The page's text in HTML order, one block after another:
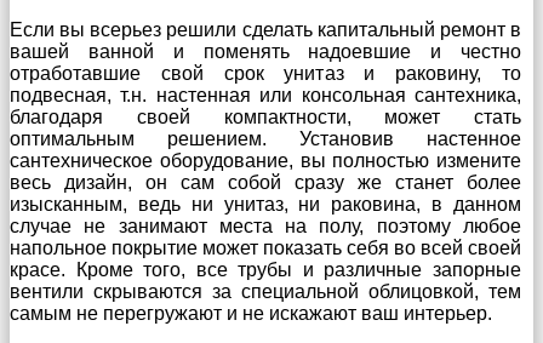
Если вы всерьез решили сделать капитальный ремонт в
вашей ванной и поменять надоевшие и честно
отработавшие свой срок унитаз и раковину, то
подвесная, т.н. настенная или консольная сантехника,
благодаря своей компактности, может стать
оптимальным решением. Установив настенное
сантехническое оборудование, вы полностью измените
весь дизайн, он сам собой сразу же станет более
изысканным, ведь ни унитаз, ни раковина, в данном
случае не занимают места на полу, поэтому любое
напольное покрытие может показать себя во всей своей
красе. Кроме того, все трубы и различные запорные
вентили скрываются за специальной облицовкой, тем
самым не перегружают и не искажают ваш интерьер.